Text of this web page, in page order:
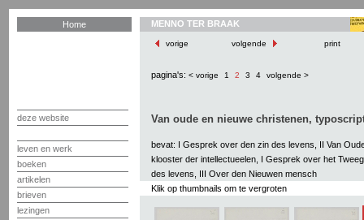
Home
deze website
leven en werk
boeken
artikelen
brieven
lezingen
MENNO TER BRAAK
vorige volgende print
pagina's: < vorige 1 2 3 4 volgende >
Van oude en nieuwe christenen,
bevat: I Gesprek over den zin des levens, II Van
klooster der intellectueelen, I Gesprek over het
des levens, III Over den Nieuwen mensch
Klik op thumbnails om te vergroten